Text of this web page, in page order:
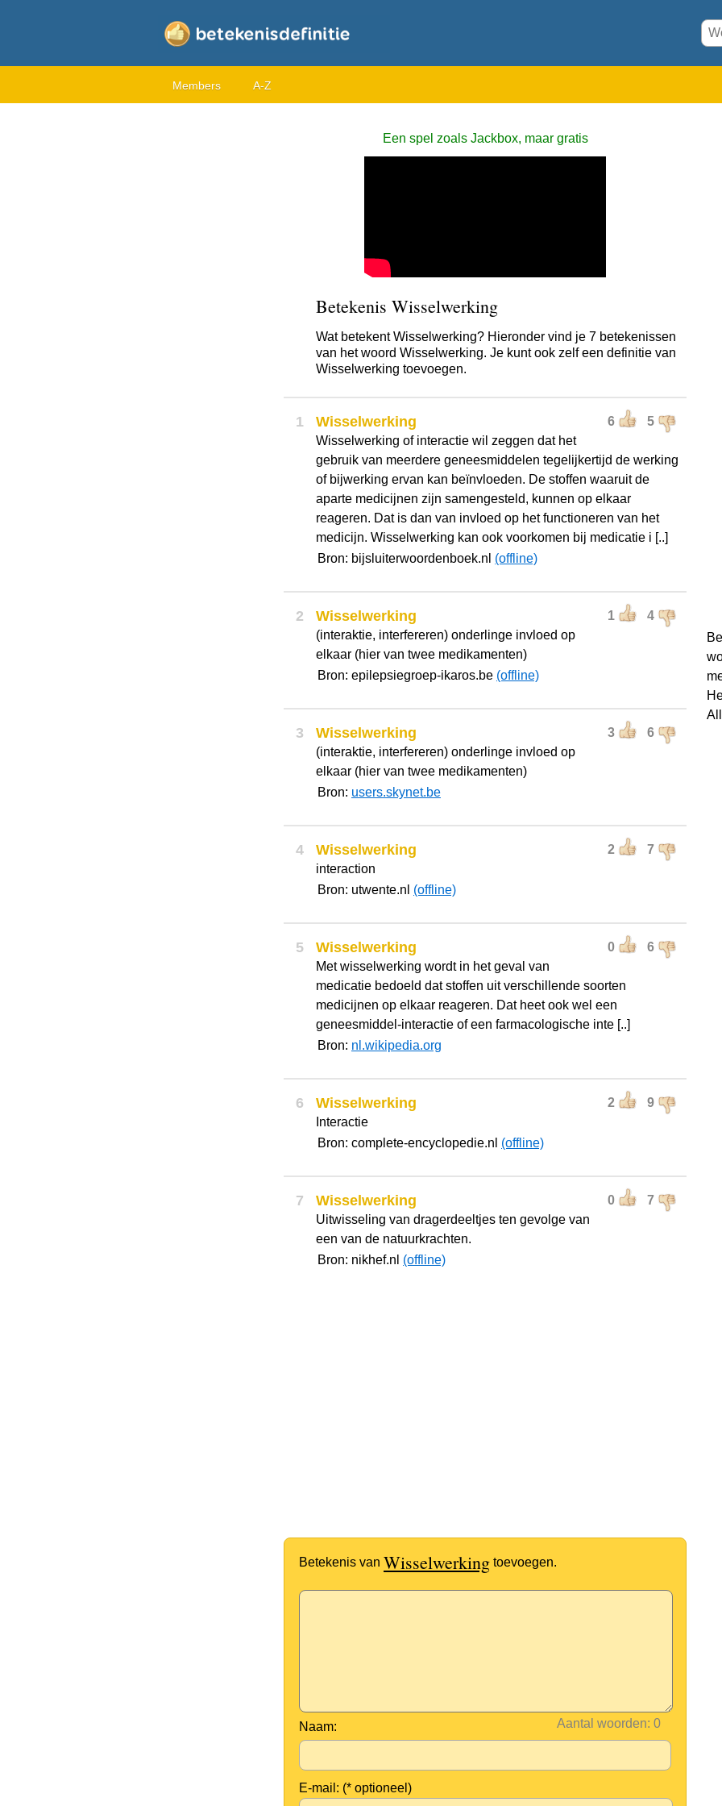
Members A-Z
Een spel zoals Jackbox, maar gratis
Betekenis Wisselwerking
Wat betekent Wisselwerking? Hieronder vind je 7 betekenissen
van het woord Wisselwerking. Je kunt ook zelf een definitie van
Wisselwerking toevoegen.
1 6 5
Wisselwerking
Wisselwerking of interactie wil zeggen dat het
gebruik van meerdere geneesmiddelen tegelijkertijd de werking
of bijwerking ervan kan beïnvloeden. De stoffen waaruit de
aparte medicijnen zijn samengesteld, kunnen op elkaar
reageren. Dat is dan van invloed op het functioneren van het
medicijn. Wisselwerking kan ook voorkomen bij medicatie i [..]
Bron: bijsluiterwoordenboek.nl (offline)
2 1 4
Wisselwerking
(interaktie, interfereren) onderlinge invloed op
elkaar (hier van twee medikamenten)
Bron: epilepsiegroep-ikaros.be (offline)
3 3 6
Wisselwerking
(interaktie, interfereren) onderlinge invloed op
elkaar (hier van twee medikamenten)
Bron: users.skynet.be
4 2 7
Wisselwerking
interaction
Bron: utwente.nl (offline)
5 0 6
Wisselwerking
Met wisselwerking wordt in het geval van
medicatie bedoeld dat stoffen uit verschillende soorten
medicijnen op elkaar reageren. Dat heet ook wel een
geneesmiddel-interactie of een farmacologische inte [..]
Bron: nl.wikipedia.org
6 2 9
Wisselwerking
Interactie
Bron: complete-encyclopedie.nl (offline)
7 0 7
Wisselwerking
Uitwisseling van dragerdeeltjes ten gevolge van
een van de natuurkrachten.
Bron: nikhef.nl (offline)
Betekenis van Wisselwerking toevoegen.
Aantal woorden:
Naam:
E-mail: (* optioneel)